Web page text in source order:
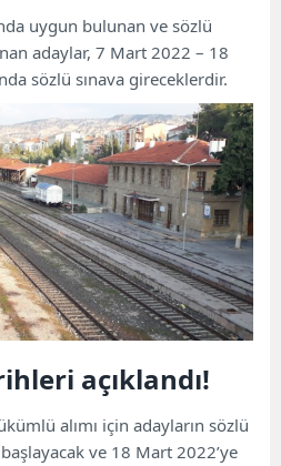
uygun bulunan ve sözlü
adaylar, 7 Mart 2022 – 18
sözlü sınava gireceklerdir.
​​açıklandı!
alımı için adayların sözlü
ve 18 Mart 2022’ye